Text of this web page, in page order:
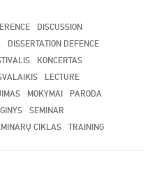
DISCUSSION
DISSERTATION DEFENCE
KONCERTAS
LECTURE
MOKYMAI
PARODA
SEMINAR
CIKLAS TRAINING